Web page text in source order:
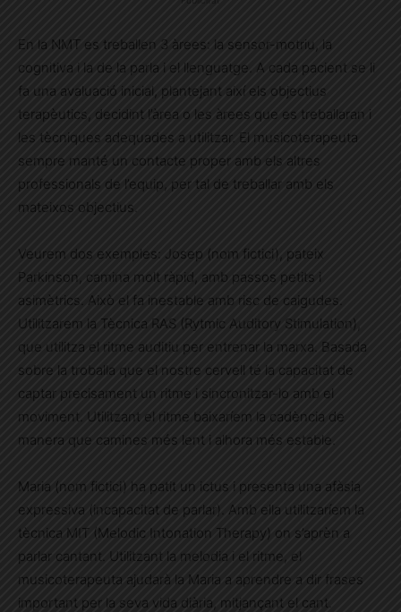
En la NMT es treballen 3 àrees: la sensor-motriu, la
cognitiva i la de la parla i el llenguatge. A cada pacient se li
fa una avaluació inicial, plantejant així els objectius
terapèutics, decidint l’àrea o les àrees que es treballaran i
les tècniques adequades a utilitzar. El musicoterapeuta
sempre manté un contacte proper amb els altres
professionals de l’equip, per tal de treballar amb els
mateixos objectius.
Veurem dos exemples: Josep (nom fictici), pateix
Parkinson, camina molt ràpid, amb passos petits i
asimètrics. Això el fa inestable amb risc de caigudes.
Utilitzarem la Tècnica RAS (Rytmic Auditory Stimulation),
que utilitza el ritme auditiu per entrenar la marxa. Basada
sobre la troballa que el nostre cervell té la capacitat de
captar precisament un ritme i sincronitzar-lo amb el
moviment. Utilitzant el ritme baixaríem la cadència de
manera que camines més lent i alhora més estable.
Maria (nom fictici) ha patit un ictus i presenta una afàsia
expressiva (incapacitat de parlar). Amb ella utilitzaríem la
tècnica MIT (Melodic Intonation Therapy) on s’aprèn a
parlar cantant. Utilitzant la melodia i el ritme, el
musicoterapeuta ajudarà la Maria a aprendre a dir frases
important per la seva vida diària, mitjançant el cant.